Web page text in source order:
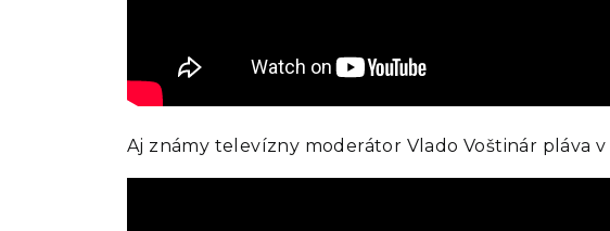
Aj známy televízny moderátor Vlado Voštinár pláva